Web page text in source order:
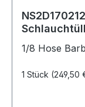
1/8 Hose
1 Stück (249,50